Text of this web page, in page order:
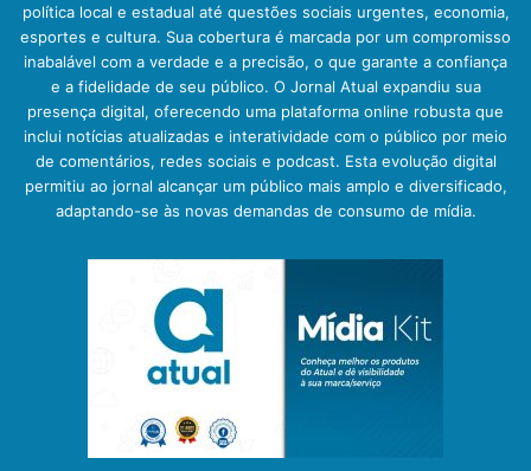
política local e estadual até questões sociais urgentes, economia,
esportes e cultura. Sua cobertura é marcada por um compromisso
inabalável com a verdade e a precisão, o que garante a confiança
e a fidelidade de seu público. O Jornal Atual expandiu sua
presença digital, oferecendo uma plataforma online robusta que
inclui notícias atualizadas e interatividade com o público por meio
de comentários, redes sociais e podcast. Esta evolução digital
permitiu ao jornal alcançar um público mais amplo e diversificado,
adaptando-se às novas demandas de consumo de mídia.